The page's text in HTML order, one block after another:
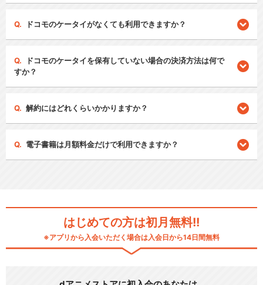
ドコモのケータイがなくても利用できますか？
ドコモのケータイを保有していない場合の決済方法は何で
すか？
解約にはどれくらいかかりますか？
電子書籍は月額料金だけで利用できますか？
はじめての方は初月無料!!
※アプリから入会いただく場合は入会日から14日間無料